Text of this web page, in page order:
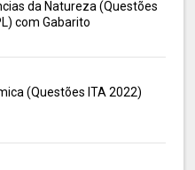
da Natureza (Questões
com Gabarito
(Questões ITA 2022)